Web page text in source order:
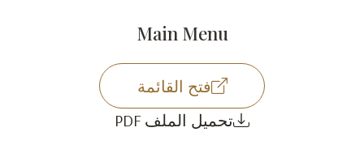
Main Menu
فتح القائمة
تحميل الملف PDF